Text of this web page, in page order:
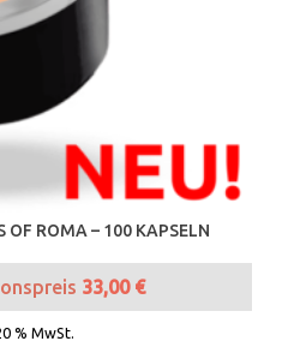
OF ROMA – 100 KAPSELN
33,00 €
% MwSt.